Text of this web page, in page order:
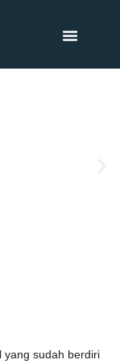
yang sudah berdiri